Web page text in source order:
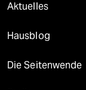
Aktuelles
Hausblog
Die Seitenwende